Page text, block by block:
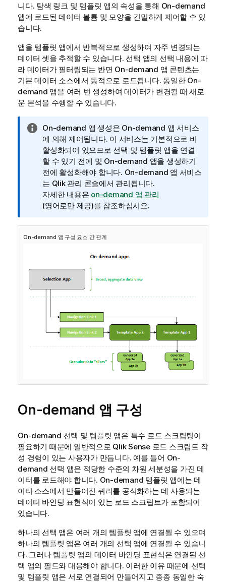
니다. 탐색 링크 및 템플릿 앱의 속성을 통해 On-demand
앱에 로드된 데이터 볼륨 및 모양을 긴밀하게 제어할 수 있
습니다.
앱을 템플릿 앱에서 반복적으로 생성하여 자주 변경되는
데이터 셋을 추적할 수 있습니다. 선택 앱의 선택 내용에 따
라 데이터가 필터링되는 반면 On-demand 앱 콘텐츠는
기본 데이터 소스에서 동적으로 로드됩니다. 동일한 On-
demand 앱을 여러 번 생성하여 데이터가 변경될 때 새로
운 분석을 수행할 수 있습니다.
정
보
메
모
On-demand 앱 생성은 On-demand 앱 서비스
에 의해 제어됩니다. 이 서비스는 기본적으로 비
활성화되어 있으므로 선택 및 템플릿 앱을 연결
할 수 있기 전에 및 On-demand 앱을 생성하기
전에 활성화해야 합니다. On-demand 앱 서비스
는 Qlik 관리 콘솔에서 관리됩니다.
자세한 내용은 on-demand 앱 관리
(영어로만 제공)를 참조하십시오.
On-demand 앱 구성 요소 간 관계
On-demand 앱 구성
On-demand 선택 및 템플릿 앱은 특수 로드 스크립팅이
필요하기 때문에 일반적으로 Qlik Sense로드 스크립트 작
성 경험이 있는 사용자가 만듭니다. 예를 들어 On-
demand 선택 앱은 적당한 수준의 차원 세분성을 가진 데
이터를 로드해야 합니다. On-demand 템플릿 앱에는 데
이터 소스에서 만들어진 쿼리를 공식화하는 데 사용되는
데이터 바인딩 표현식이 있는 로드 스크립트가 포함되어
있습니다.
하나의 선택 앱은 여러 개의 템플릿 앱에 연결될 수 있으며
하나의 템플릿 앱은 여러 개의 선택 앱에 연결될 수 있습니
다. 그러나 템플릿 앱의 데이터 바인딩 표현식은 연결된 선
택 앱의 필드와 대응해야 합니다. 이러한 이유 때문에 선택
및 템플릿 앱은 서로 연결되어 만들어지고 종종 동일한 숙